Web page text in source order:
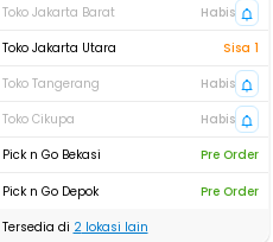
Toko Jakarta Barat
Habis
Toko Jakarta Utara
Sisa 1
Toko Tangerang
Habis
Toko Cikupa
Habis
Pick n Go Bekasi
Pre Order
Pick n Go Depok
Pre Order
Tersedia di 2lokasi lain